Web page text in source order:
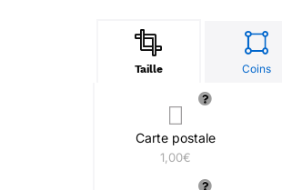
Taille Coins
Carte postale
1,00€